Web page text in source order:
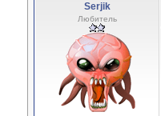
Serjik
Любитель